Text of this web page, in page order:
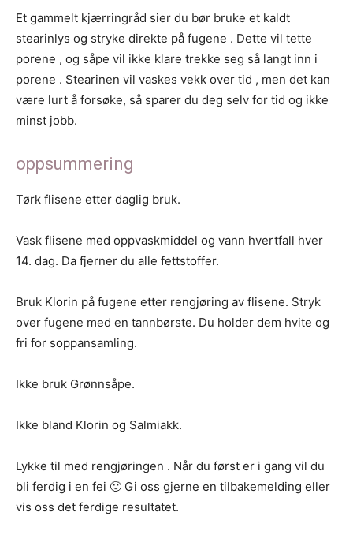
Et gammelt kjærringråd sier du bør bruke et kaldt
stearinlys og stryke direkte på fugene . Dette vil tette
porene , og såpe vil ikke klare trekke seg så langt inn i
porene . Stearinen vil vaskes vekk over tid , men det kan
være lurt å forsøke, så sparer du deg selv for tid og ikke
minst jobb.
oppsummering
Tørk flisene etter daglig bruk.
Vask flisene med oppvaskmiddel og vann hvertfall hver
14. dag. Da fjerner du alle fettstoffer.
Bruk Klorin på fugene etter rengjøring av flisene. Stryk
over fugene med en tannbørste. Du holder dem hvite og
fri for soppansamling.
Ikke bruk Grønnsåpe.
Ikke bland Klorin og Salmiakk.
Lykke til med rengjøringen . Når du først er i gang vil du
bli ferdig i en fei 🙂 Gi oss gjerne en tilbakemelding eller
vis oss det ferdige resultatet.